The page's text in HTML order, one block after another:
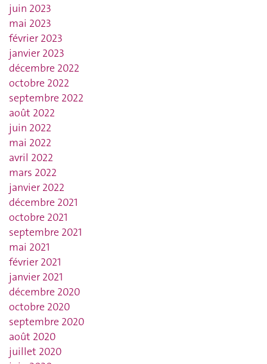
juin 2023
mai 2023
février 2023
janvier 2023
décembre 2022
octobre 2022
septembre 2022
août 2022
juin 2022
mai 2022
avril 2022
mars 2022
janvier 2022
décembre 2021
octobre 2021
septembre 2021
mai 2021
février 2021
janvier 2021
décembre 2020
octobre 2020
septembre 2020
août 2020
juillet 2020